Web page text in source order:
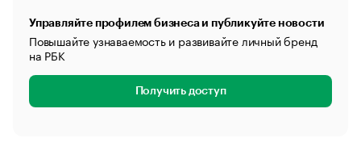
Управляйте профилем бизнеса и публикуйте новости
Повышайте узнаваемость и развивайте личный бренд
на РБК
Получить доступ